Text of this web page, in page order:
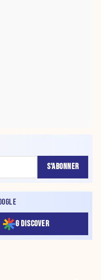
S'ABONNER
G DISCOVER